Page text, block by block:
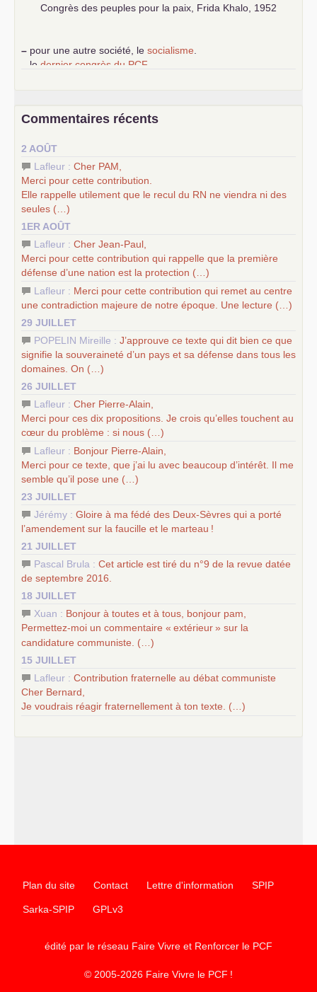
Congrès des peuples pour la paix, Frida Khalo, 1952
– pour une autre société, le socialisme
le dernier congrès du PCF
science sociale de notre temps
d’Europe
–lescinq chantiers pour contribuer au débat sur le projet
communiste
Commentaires récents
2 AOÛT
Lafleur : Cher PAM
Merci pour cette contribution.
Elle rappelle utilement que le recul du RN ne viendra ni des
seules (…)
1ER AOÛT
Lafleur : Cher Jean-Paul,
Merci pour cette contribution qui rappelle que la première
défense d’une nation est la protection (…)
Lafleur : Merci pour cette contribution qui remet au centre
une contradiction majeure de notre époque. Une lecture (…)
29 JUILLET
POPELIN Mireille : J’approuve ce texte qui dit bien ce que
signifie la souveraineté d’un pays et sa défense dans tous les
domaines. On (…)
26 JUILLET
Lafleur : Cher Pierre-Alain,
Merci pour ces dix propositions. Je crois qu’elles touchent au
cœur du problème : si nous (…)
Lafleur : Bonjour Pierre-Alain,
Merci pour ce texte, que j’ai lu avec beaucoup d’intérêt. Il me
semble qu’il pose une (…)
23 JUILLET
Jérémy : Gloire à ma fédé des Deux-Sèvres qui a porté
l’amendement sur la faucille et le marteau !
21 JUILLET
Pascal Brula : Cet article est tiré du n°9 de la revue datée
de septembre 2016.
18 JUILLET
Xuan : Bonjour à toutes et à tous, bonjour pam,
Permettez-moi un commentaire « extérieur» sur la
candidature communiste. (…)
15 JUILLET
Lafleur : Contribution fraternelle au débat communiste
Cher Bernard,
Je voudrais réagir fraternellement à ton texte. (…)
Plan du site Contact Lettre d'information SPIP
Sarka-SPIP GPLv3
édité par le réseau Faire Vivre et Renforcer le PCF
© 2005-2026 Faire Vivre le PCF !